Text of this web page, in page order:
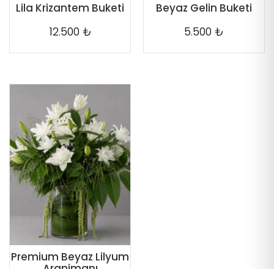
Lila Krizantem Buketi
12.500 ₺
Beyaz Gelin Buketi
5.500 ₺
Premium Beyaz Lilyum